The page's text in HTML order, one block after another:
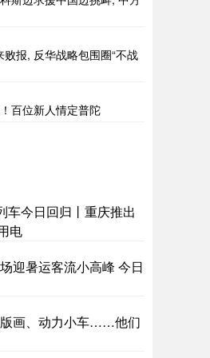
报, 反华战略包围圈“不战
百位新人情定普陀
车今日回归丨重庆推出
电
迎暑运客流小高峰 今日
版画、动力小车……他们